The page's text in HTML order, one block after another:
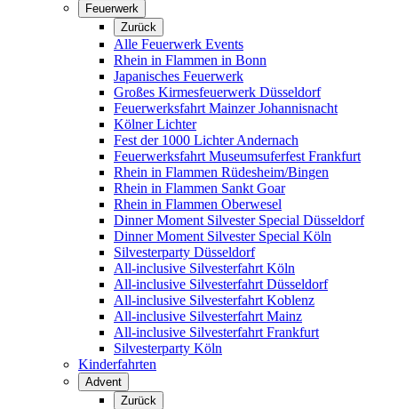
Feuerwerk
Zurück
Alle Feuerwerk Events
Rhein in Flammen in Bonn
Japanisches Feuerwerk
Großes Kirmesfeuerwerk Düsseldorf
Feuerwerksfahrt Mainzer Johannisnacht
Kölner Lichter
Fest der 1000 Lichter Andernach
Feuerwerksfahrt Museumsuferfest Frankfurt
Rhein in Flammen Rüdesheim/Bingen
Rhein in Flammen Sankt Goar
Rhein in Flammen Oberwesel
Dinner Moment Silvester Special Düsseldorf
Dinner Moment Silvester Special Köln
Silvesterparty Düsseldorf
All-inclusive Silvesterfahrt Köln
All-inclusive Silvesterfahrt Düsseldorf
All-inclusive Silvesterfahrt Koblenz
All-inclusive Silvesterfahrt Mainz
All-inclusive Silvesterfahrt Frankfurt
Silvesterparty Köln
Kinderfahrten
Advent
Zurück